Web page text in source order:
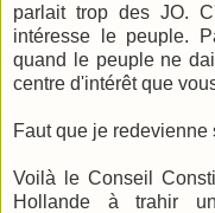
parlait trop des JO.
intéresse le peuple.
quand le peuple ne
centre d'intérêt que
Faut que je redevienne
Voilà le Conseil
Hollande à trahir